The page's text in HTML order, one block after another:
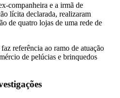
companheira e a irmã de
lícita declarada, realizaram
de quatro lojas de uma rede de
referência ao ramo de atuação
de pelúcias e brinquedos